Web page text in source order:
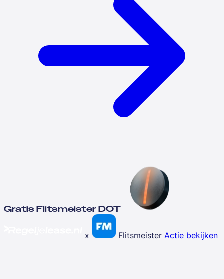
Gratis Flitsmeister DOT
x Flitsmeister Actie bekijken